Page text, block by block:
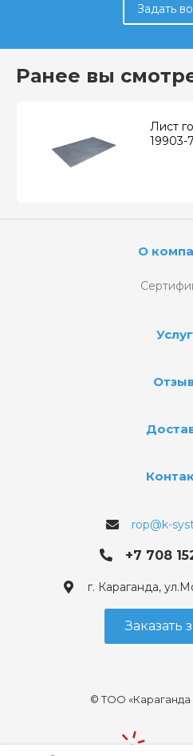
Задать
Ранее вы
Лист
19903-
О
rop@k-
+7 708
г. Караганда,
Заказать
© ТОО «Караганда